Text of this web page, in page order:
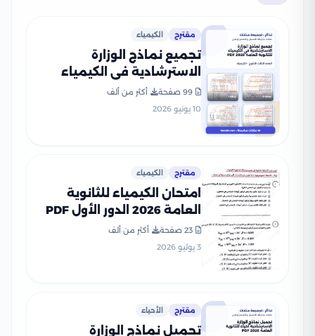
مقترح الكيمياء
تجميع نماذج الوزارة
الاسترشادية في الكيمياء
للثانوية العامة 2026 PDF
99 صفحة
أكثر من ألف
10 يونيو 2026
مقترح الكيمياء
امتحان الكيمياء للثانوية
العامة 2026 الدور الأول PDF
لطلاب الصف الثالث الثانوي
23 صفحة
أكثر من ألف
3 يوليو 2026
مقترح الأحياء
تحميل نماذج الوزارة